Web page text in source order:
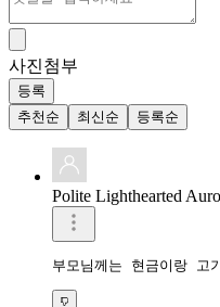
사진첨부
등록
추천순
최신순 등록순
Polite Lighthearted
부모님께는 현금이랑